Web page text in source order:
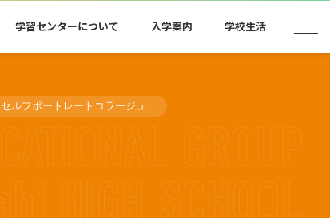
学習センターについて 入学案内 学校生活
ルフポートレートコラージュ